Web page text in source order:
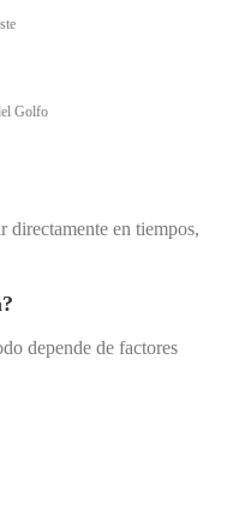
Golfo
directamente en tiempos,
depende de factores